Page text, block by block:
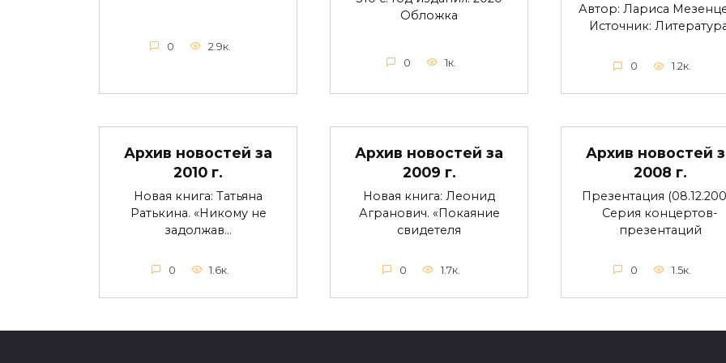
0 2.9к.
Обложка
0 1к.
Автор: Лариса
Источник:
0 1.2к.
Архив новостей за
2010 г.
Новая книга: Татьяна
Ратькина. «Никому не
задолжав…
0 1.6к.
Архив новостей за
2009 г.
Новая книга: Леонид
Агранович. «Покаяние
свидетеля
0 1.7к.
Архив новостей
2008 г.
Презентация
Серия концертов-
презентаций
0 1.5к.